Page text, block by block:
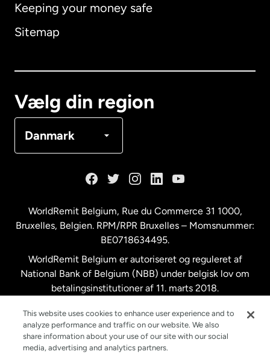
Keeping your money safe
Sitemap
Vælg din region
Danmark
Australien
Malaysia
New Zealand
Spanien
Storbritannien
WorldRemit Belgium, Rue du Commerce 31 1000,
Bruxelles, Belgien. RPM/RPR Bruxelles – Momsnummer:
BE0718634495.
WorldRemit Belgium er autoriseret og reguleret af
National Bank of Belgium (NBB) under belgisk lov om
betalingsinstitutioner af 11. marts 2018.
This website uses cookies to enhance user experience and to
analyze performance and traffic on our website. We also
share information about your use of our site with our social
media, advertising and analytics partners.